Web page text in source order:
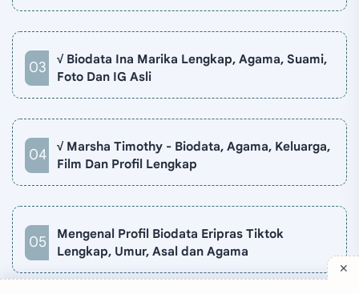
√ Biodata Ina Marika Lengkap, Agama, Suami,
Foto Dan IG Asli
√ Marsha Timothy - Biodata, Agama, Keluarga,
Film Dan Profil Lengkap
Mengenal Profil Biodata Eripras Tiktok
Lengkap, Umur, Asal dan Agama